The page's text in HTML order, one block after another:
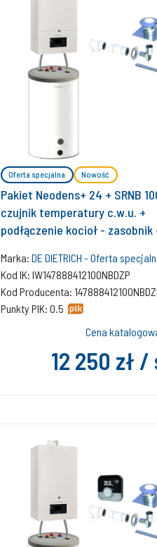
Oferta specjalna Nowość
Pakiet Neodens+ 24 + SRNB
czujnik temperatury c.w.u. +
podłączenie kocioł - zasobnik
Marka: DE DIETRICH - Oferta
Kod IK: IW147888412100NBDZP
Kod Producenta:
Punkty PIK: 0.5
Cena
12 250 zł /